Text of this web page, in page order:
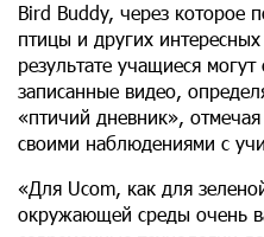
Bird Buddy, через которое
птицы и других
результате учащиеся
записанные видео,
«птичий дневник»,
своими наблюдениями с
«Для Ucom, как для
окружающей среды очень